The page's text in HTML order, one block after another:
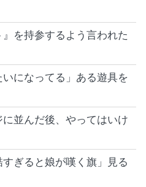
を持参するよう言われた
になってる」ある遊具を
並んだ後、やってはいけ
ぎると娘が嘆く旗」見る